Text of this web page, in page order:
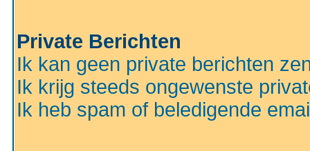
Private Berichten
Ik kan geen private berichten
Ik krijg steeds ongewenste
Ik heb spam of beledigende